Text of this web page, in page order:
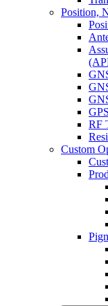
Position,
RF
Custom